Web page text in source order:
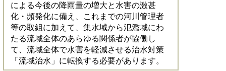
による今後の降雨量の増大と水害の激甚
化・頻発化に備え、これまでの河川管理者
等の取組に加えて、集水域から氾濫域にわ
たる流域全体のあらゆる関係者が協働し
て、流域全体で水害を軽減させる治水対策
「流域治水」に転換する必要があります。